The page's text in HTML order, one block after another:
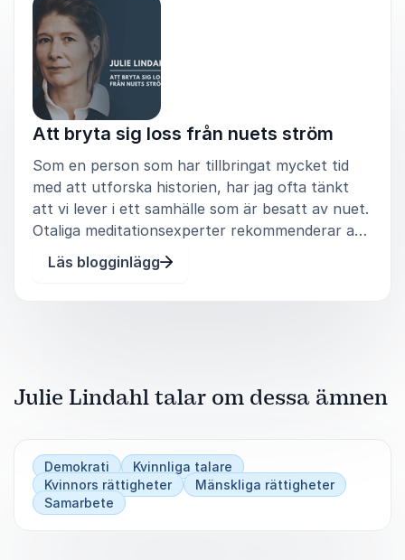
Att bryta sig loss från nuets ström
Som en person som har tillbringat mycket tid
med att utforska historien, har jag ofta tänkt
att vi lever i ett samhälle som är besatt av nuet.
Otaliga meditationsexperter rekommenderar att
låta plågsamma tankar som handlar om allt som
vi ångrar och allt som vi är rädda för, passera
Läs blogginlägg
Julie Lindahl talar om dessa ämnen
Demokrati
Kvinnliga talare
Kvinnors rättigheter
Mänskliga rättigheter
Samarbete